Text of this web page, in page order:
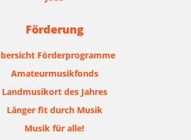
Förderung
Förderprogramme
Amateurmusikfonds
Landmusikort des Jahres
Länger fit durch Musik
Musik für alle!